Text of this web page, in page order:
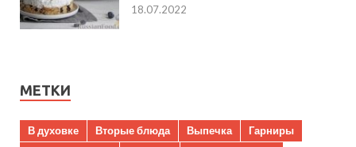
18.07.2022
МЕТКИ
В духовке Вторые блюда Выпечка
Гарниры